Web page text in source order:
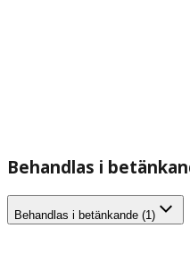
Behandlas i
Behandlas i betänkande (1)